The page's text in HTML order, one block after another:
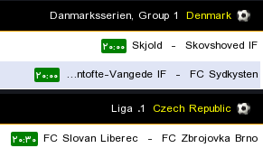
Denmark
Skovshoved IF
-
Skjold ۲۰:۰۰
FC Sydkysten
-
Gentofte-Vangede IF ۲۰:۰۰
Czech Republic
FC Zbrojovka Brno
-
FC Slovan Liberec ۲۰:۳۰